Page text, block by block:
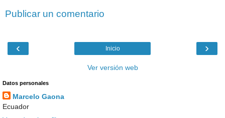
Publicar un comentario
‹ ›
Inicio
Ver versión web
Datos personales
Marcelo Gaona
Ecuador